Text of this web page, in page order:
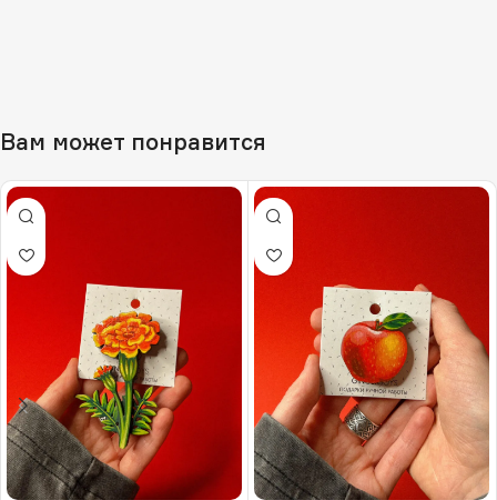
Вам может понравится